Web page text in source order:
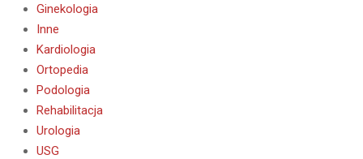
Ginekologia
Inne
Kardiologia
Ortopedia
Podologia
Rehabilitacja
Urologia
USG